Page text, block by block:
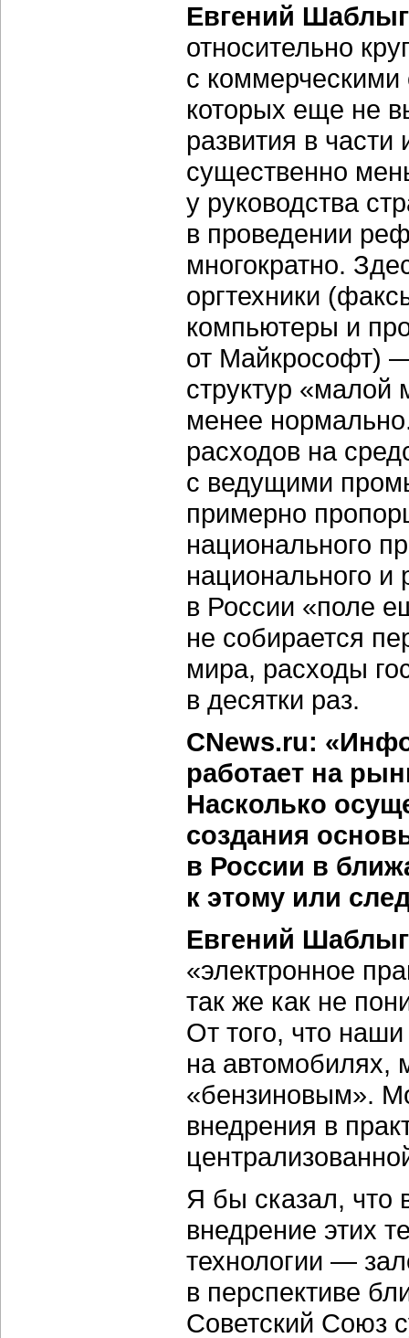
Евгений
относительно
с коммерческими
которых еще не
развития в
существенно
у руководства
в проведении
многократно.
оргтехники
компьютеры и
от Майкрософт)
структур «малой
менее
расходов на
с ведущими
примерно
национального
национального
в России «поле
не собирается
мира, расходы
в десятки раз.
CNews.ru:
работает на
Насколько
создания
в России в
к этому или
Евгений
«электронное
так же как не
От того, что
на автомобилях,
«бензиновым».
внедрения в
Я бы сказал, что
внедрение этих
технологии —
в перспективе
Советский Союз